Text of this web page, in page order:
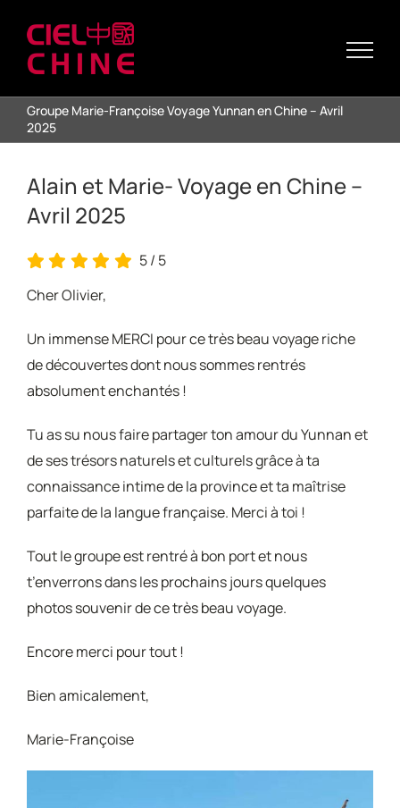
contenu
Groupe Marie-Françoise Voyage Yunnan en Chine – Avril
2025
Alain et Marie- Voyage en Chine –
Avril 2025
5/ 5
Cher Olivier,
Un immense MERCI pour ce très beau voyage riche
de découvertes dont nous sommes rentrés
absolument enchantés !
Tu as su nous faire partager ton amour du Yunnan et
de ses trésors naturels et culturels grâce à ta
connaissance intime de la province et ta maîtrise
parfaite de la langue française. Merci à toi !
Tout le groupe est rentré à bon port et nous
t’enverrons dans les prochains jours quelques
photos souvenir de ce très beau voyage.
Encore merci pour tout !
Bien amicalement,
Marie-Françoise